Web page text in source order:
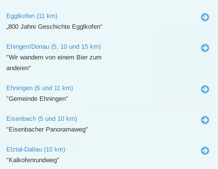
Egglkofen (11 km)
„800 Jahre Geschichte Egglkofen“
Ehingen/Donau (5, 10 und 15 km)
"Wir wandern von einem Bier zum
anderen"
Ehningen (5 und 11 km)
"Gemeinde Ehningen"
Eisenbach (5 und 10 km)
"Eisenbacher Panoramaweg"
Elztal-Dallau (10 km)
"Kalkofenrundweg"